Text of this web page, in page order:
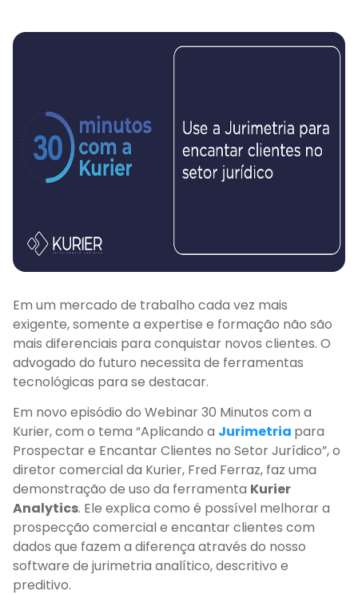
Em um mercado de trabalho cada vez mais
exigente, somente a expertise e formação não são
mais diferenciais para conquistar novos clientes. O
advogado do futuro necessita de ferramentas
tecnológicas para se destacar.
Em novo episódio do Webinar 30 Minutos com a
Kurier, com o tema “Aplicando a Jurimetria para
Prospectar e Encantar Clientes no Setor Jurídico”, o
diretor comercial da Kurier, Fred Ferraz, faz uma
demonstração de uso da ferramenta Kurier
Analytics. Ele explica como é possível melhorar a
prospecção comercial e encantar clientes com
dados que fazem a diferença através do nosso
software de jurimetria analítico, descritivo e
preditivo.